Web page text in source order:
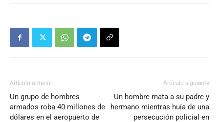
Artículo anterior
Un grupo de hombres
armados roba 40 millones de
dólares en el aeropuerto de
Artículo siguiente
Un hombre mata a su padre y
hermano mientras huía de una
persecución policial en